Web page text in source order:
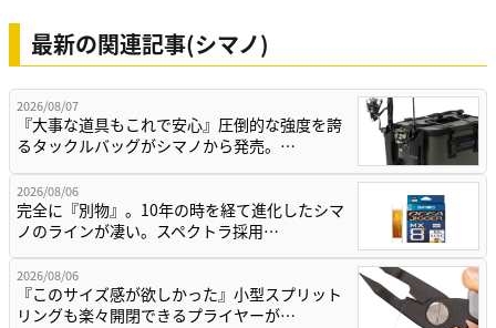
最新の関連記事(シマノ)
2026/08/07
『大事な道具もこれで安心』圧倒的な強度を誇
るタックルバッグがシマノから発売。…
2026/08/06
完全に『別物』。10年の時を経て進化したシマ
ノのラインが凄い。スペクトラ採用…
2026/08/06
『このサイズ感が欲しかった』小型スプリット
リングも楽々開閉できるプライヤーが…